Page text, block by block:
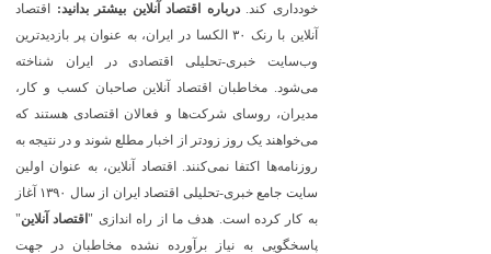
خودداری کند. درباره اقتصاد آنلاین بیشتر بدانید:اقتصاد
آنلاین با رنک ۳۰ الکسا در ایران، به عنوان پر بازدیدترین
وب‌سایت خبری-تحلیلی اقتصادی در ایران شناخته
می‌شود. مخاطبان اقتصاد آنلاین صاحبان کسب و کار،
مدیران، روسای شرکت‌ها و فعالان اقتصادی هستند که
می‌خواهند یک روز زودتر از اخبار مطلع شوند و در نتیجه به
روزنامه‌ها اکتفا نمی‌کنند. اقتصاد آنلاین، به عنوان اولین
سایت جامع خبری-تحلیلی اقتصاد ایران از سال ۱۳۹۰ آغاز
به کار کرده است. هدف ما از راه اندازی "اقتصاد آنلاین"
پاسخگویی به نیاز برآورده نشده مخاطبان در جهت